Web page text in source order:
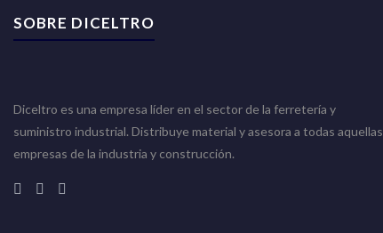
SOBRE DICELTRO
Diceltro es una empresa líder en el sector de la ferretería y
suministro industrial. Distribuye material y asesora a todas aquellas
empresas de la industria y construcción.